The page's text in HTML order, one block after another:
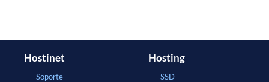
Hostinet
Soporte
Hosting
SSD